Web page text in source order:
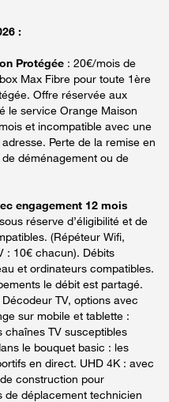
:
Protégée : 20€/mois de
Max Fibre pour toute 1ère
Offre réservée aux
le service Orange Maison
et incompatible avec une
Perte de la remise en
déménagement ou de
engagement 12 mois
réserve d’éligibilité et de
(Répéteur Wifi,
: 10€ chacun). Débits
et ordinateurs compatibles.
le débit est partagé.
TV, options avec
sur mobile et tablette :
TV susceptibles
le bouquet basic : les
en direct. UHD 4K : avec
construction pour
de déplacement technicien